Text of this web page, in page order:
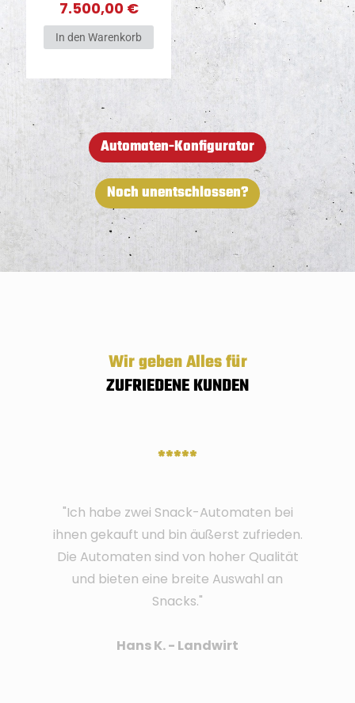
7.500,00 €
In den Warenkorb
Automaten-Konfigurator
Noch unentschlossen?
Wir geben Alles für
ZUFRIEDENE KUNDEN
*****
"Ich habe zwei Snack-Automaten bei
ihnen gekauft und bin äußerst zufrieden.
Die Automaten sind von hoher Qualität
und bieten eine breite Auswahl an
Snacks."
Hans K. - Landwirt